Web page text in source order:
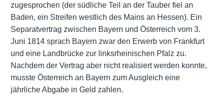
zugesprochen (der südliche Teil an der Tauber fiel an
Baden, ein Streifen westlich des Mains an Hessen). Ein
Separatvertrag zwischen Bayern und Österreich vom 3.
Juni 1814 sprach Bayern zwar den Erwerb von Frankfurt
und eine Landbrücke zur linksrheinischen Pfalz zu.
Nachdem der Vertrag aber nicht realisiert werden konnte,
musste Österreich an Bayern zum Ausgleich eine
jährliche Abgabe in Geld zahlen.